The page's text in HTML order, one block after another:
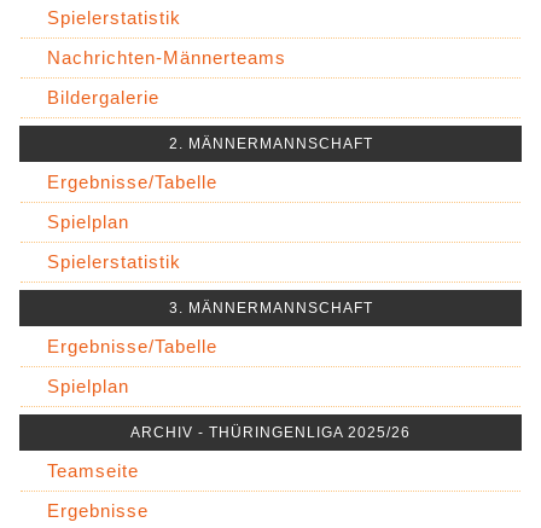
Spielerstatistik
Nachrichten-Männerteams
Bildergalerie
2. MÄNNERMANNSCHAFT
Ergebnisse/Tabelle
Spielplan
Spielerstatistik
3. MÄNNERMANNSCHAFT
Ergebnisse/Tabelle
Spielplan
ARCHIV - THÜRINGENLIGA 2025/26
Teamseite
Ergebnisse